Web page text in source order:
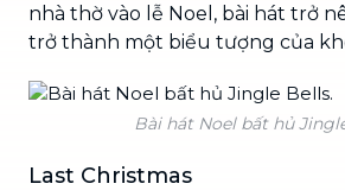
nhà thờ vào lễ Noel, bài hát trở
trở thành một biểu tượng của
Bài hát Noel bất hủ
Last Christmas